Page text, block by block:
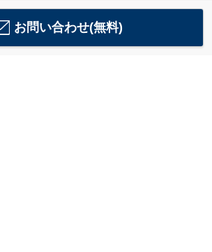
お問い合わせ(無料)